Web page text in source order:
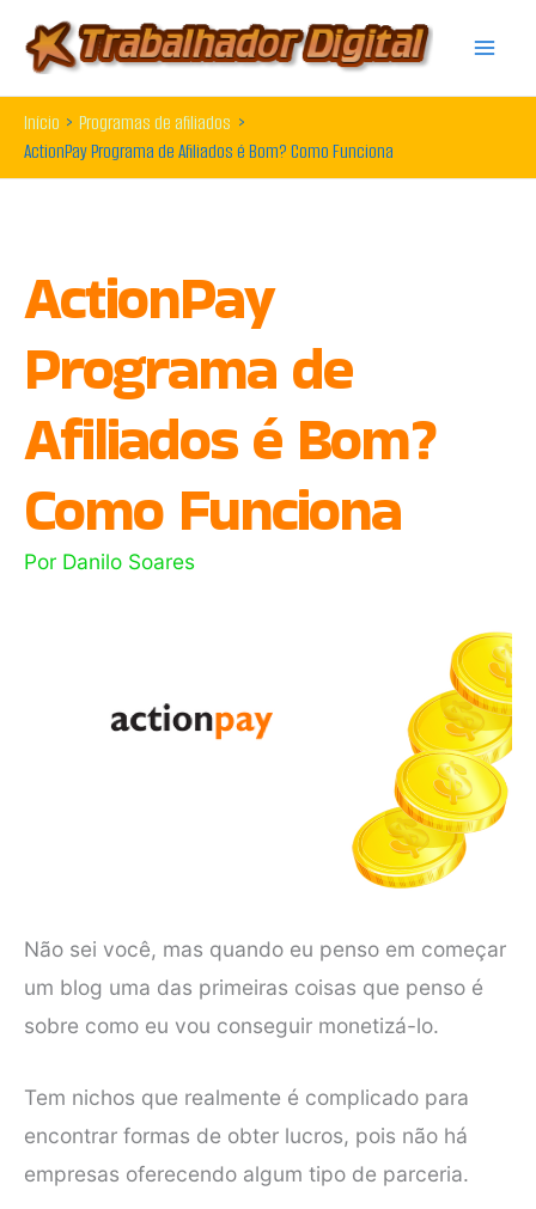
para
o
conteúdo
Início
Programas de afiliados
ActionPay Programa de Afiliados é Bom? Como Funciona
ActionPay
Programa de
Afiliados é Bom?
Como Funciona
Por Danilo Soares
Não sei você, mas quando eu penso em começar
um blog uma das primeiras coisas que penso é
sobre como eu vou conseguir monetizá-lo.
Tem nichos que realmente é complicado para
encontrar formas de obter lucros, pois não há
empresas oferecendo algum tipo de parceria.